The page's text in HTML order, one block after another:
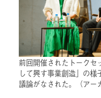
前回開催されたトークセ
して興す事業創造」の
議論がなされた。（アー